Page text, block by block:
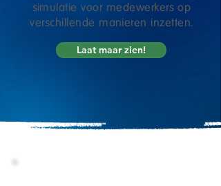
simulatie voor medewerkers op
verschillende manieren inzetten.
Laat maar zien!